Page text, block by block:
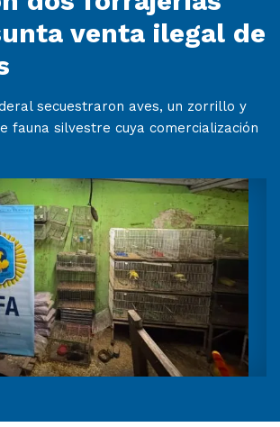
venta ilegal de
secuestraron aves, un zorrillo y
fauna silvestre cuya comercialización